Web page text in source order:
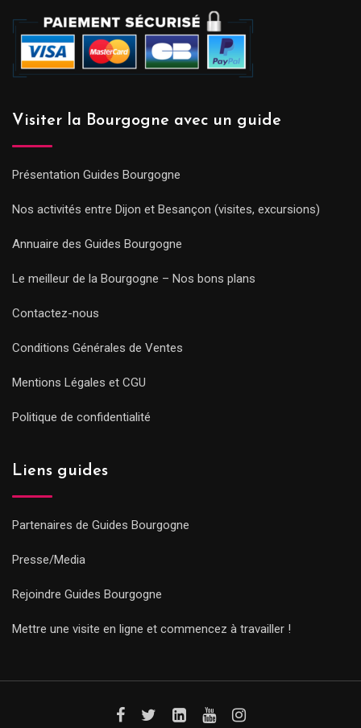
Visiter la Bourgogne avec un guide
Présentation Guides Bourgogne
Nos activités entre Dijon et Besançon (visites, excursions)
Annuaire des Guides Bourgogne
Le meilleur de la Bourgogne – Nos bons plans
Contactez-nous
Conditions Générales de Ventes
Mentions Légales et CGU
Politique de confidentialité
Liens guides
Partenaires de Guides Bourgogne
Presse/Media
Rejoindre Guides Bourgogne
Mettre une visite en ligne et commencez à travailler !